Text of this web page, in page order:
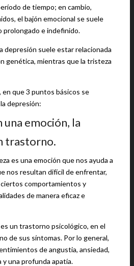
de tiempo; en cambio,
el bajón emocional se suele
prolongado e indefinido.
depresión suele estar relacionada
genética, mientras que la tristeza
en que 3 puntos básicos se
depresión:
una emoción, la
trastorno.
es una emoción que nos ayuda a
nos resultan difícil de enfrentar,
comportamientos y
de manera eficaz e
un trastorno psicológico, en el
de sus síntomas. Por lo general,
de angustia, ansiedad,
una profunda apatía.